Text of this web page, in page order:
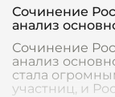
Сочинение
анализ
Сочинение
анализ
стала
участниц, и